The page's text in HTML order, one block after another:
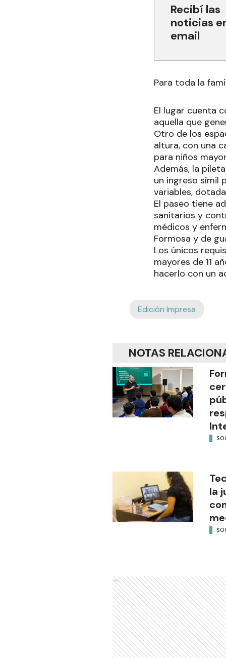
Recibí las
noticias
email
Para toda la
El lugar cuenta
aquella que
Otro de los
altura, con una
para niños
Además, la
un ingreso símil
variables,
El paseo tiene
sanitarios y
médicos y
Formosa y de
Los únicos
mayores de 11
hacerlo con un
Edición Impresa
NOTAS
la
Ads